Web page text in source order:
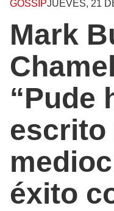
GOSSIPJUEVES, 21
Mark
“Pude
escrito
éxito